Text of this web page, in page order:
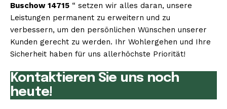
Buschow 14715 “ setzen wir alles daran, unsere
Leistungen permanent zu erweitern und zu
verbessern, um den persönlichen Wünschen unserer
Kunden gerecht zu werden. Ihr Wohlergehen und Ihre
Sicherheit haben für uns allerhöchste Priorität!
Kontaktieren Sie uns noch
heute!